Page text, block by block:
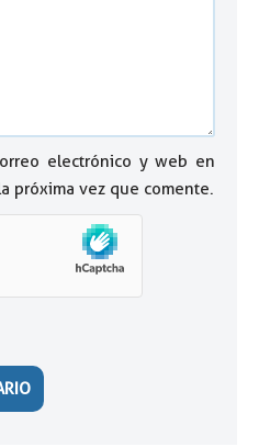
electrónico y web en
próxima vez que comente.